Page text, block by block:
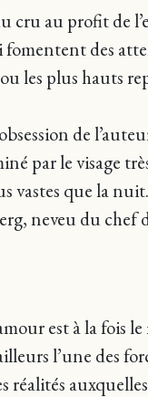
cru au profit de
fomentent des
les plus hauts
de
par le visage
vastes que la
neveu du chef
est à la fois
l’une des
réalités